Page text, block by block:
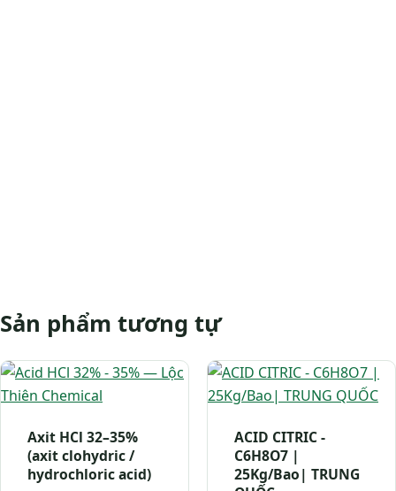
Sản phẩm tương tự
Axit HCl 32–35%
(axit clohydric /
hydrochloric acid)
ACID CITRIC -
C6H8O7 |
25Kg/Bao| TRUNG